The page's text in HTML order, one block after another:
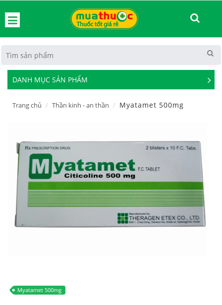
DANH MỤC SẢN PHẨM
See
Trang chủ Thần kinh - an thần Myatamet 500mg
Myatamet 500mg